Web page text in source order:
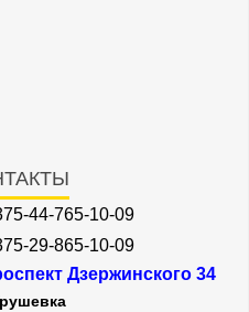
44-765-10-09
29-865-10-09
Дзержинского 34